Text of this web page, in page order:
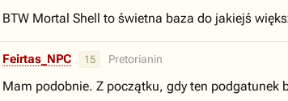
BTW Mortal Shell to świetna baza do jakiejś
Feirtas_NPC 15 Pretorianin
Mam podobnie. Z początku, gdy ten podgatunek